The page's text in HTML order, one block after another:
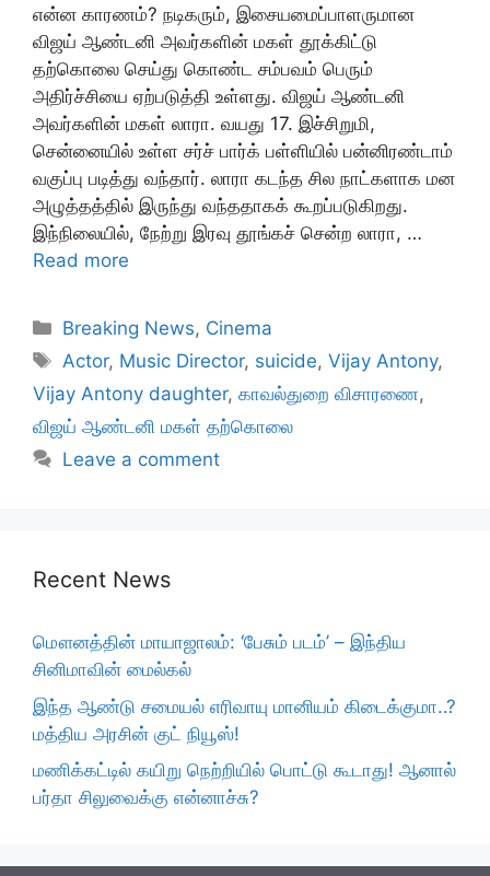
என்ன காரணம்? நடிகரும், இசையமைப்பாளருமான
விஜய் ஆண்டனி அவர்களின் மகள் தூக்கிட்டு
தற்கொலை செய்து கொண்ட சம்பவம் பெரும்
அதிர்ச்சியை ஏற்படுத்தி உள்ளது. விஜய் ஆண்டனி
அவர்களின் மகள் லாரா. வயது 17. இச்சிறுமி,
சென்னையில் உள்ள சர்ச் பார்க் பள்ளியில் பன்னிரண்டாம்
வகுப்பு படித்து வந்தார். லாரா கடந்த சில நாட்களாக மன
அழுத்தத்தில் இருந்து வந்ததாகக் கூறப்படுகிறது.
இந்நிலையில், நேற்று இரவு தூங்கச் சென்ற லாரா, …
Read more
Categories
Breaking News, Cinema
Tags
Actor, Music Director, suicide,Vijay Antony,
Vijay Antony daughter, காவல்துறை விசாரணை,
விஜய் ஆண்டனி மகள் தற்கொலை
Leave a comment
Recent News
மௌனத்தின் மாயாஜாலம்: ‘பேசும் படம்’ – இந்திய
சினிமாவின் மைல்கல்
இந்த ஆண்டு சமையல் எரிவாயு மானியம் கிடைக்குமா..?
மத்திய அரசின் குட் நியூஸ்!
மணிக்கட்டில் கயிறு நெற்றியில் பொட்டு கூடாது! ஆனால்
பர்தா சிலுவைக்கு என்னாச்சு?